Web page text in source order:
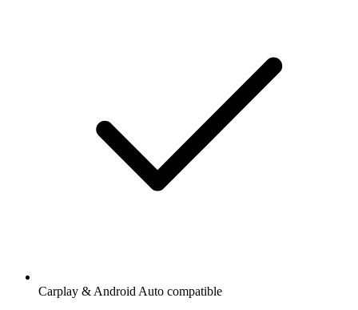
Carplay & Android Auto compatible